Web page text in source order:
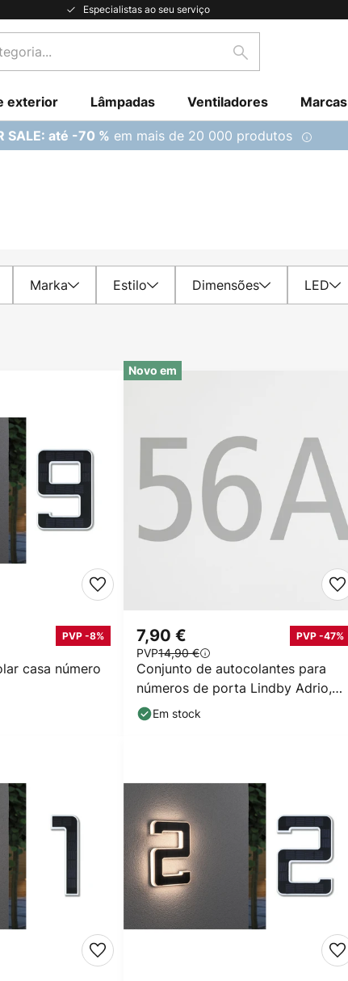
Especialistas ao seu serviço
Pesquisar
exterior Lâmpadas Ventiladores Marcas
SALE: até -70 % em mais de 20 000 produtos
Marka Estilo Dimensões LED
casa número
PVP -8%
Novo em
Conjunto de autocolantes para
números de porta Lindby Adrio,
cinzento, altura 8
7,90 € PVP -47%
PVP14,90 €
Em stock